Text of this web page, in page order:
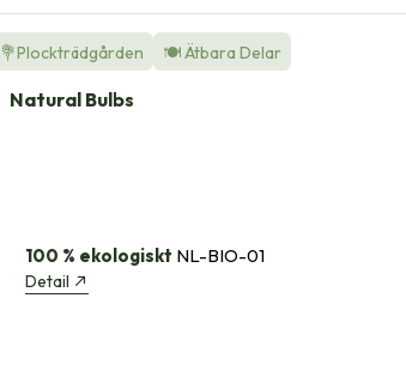
💐Plockträdgården 🍽️ Ätbara Delar
Natural Bulbs
100 % ekologiskt NL-BIO-01
Detail